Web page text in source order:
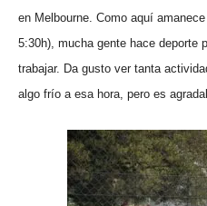
en Melbourne. Como aquí
5:30h), mucha gente hace deporte
trabajar. Da gusto ver tanta
algo frío a esa hora, pero es